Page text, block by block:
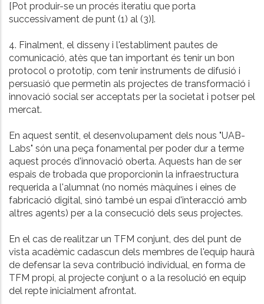
[Pot produir-se un procés iteratiu que porta
successivament de punt (1) al (3)].
4. Finalment, el disseny i l'establiment pautes de
comunicació, atès que tan important és tenir un bon
protocol o prototip, com tenir instruments de difusió i
persuasió que permetin als projectes de transformació i
innovació social ser acceptats per la societat i potser pel
mercat.
En aquest sentit, el desenvolupament dels nous "UAB-
Labs" són una peça fonamental per poder dur a terme
aquest procés d'innovació oberta. Aquests han de ser
espais de trobada que proporcionin la infraestructura
requerida a l'alumnat (no només màquines i eines de
fabricació digital, sinó també un espai d'interacció amb
altres agents) per a la consecució dels seus projectes.
En el cas de realitzar un TFM conjunt, des del punt de
vista acadèmic cadascun dels membres de l'equip haurà
de defensar la seva contribució individual, en forma de
TFM propi, al projecte conjunt o a la resolució en equip
del repte inicialment afrontat.